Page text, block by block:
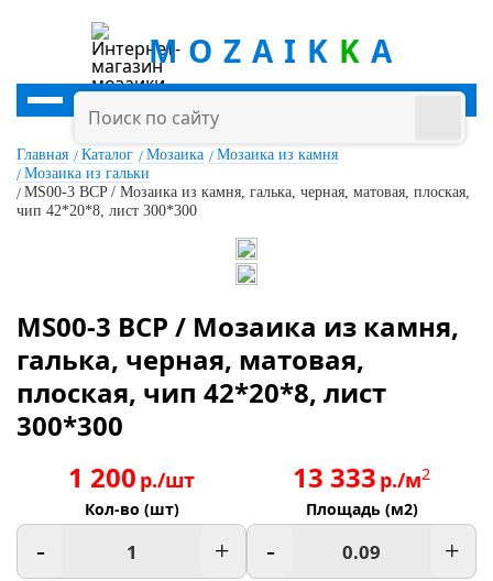
MOZAIK K A
Главная Каталог Мозаика
Мозаика из камня
Мозаика из гальки
MS00-3 BCP / Мозаика из камня, галька, черная, матовая, плоская,
чип 42*20*8, лист 300*300
MS00-3 BCP / Мозаика из камня,
галька, черная, матовая,
плоская, чип 42*20*8, лист
300*300
1 200 р./шт
Кол-во (шт)
- +
13 333 р./м2
Площадь (м2)
- +